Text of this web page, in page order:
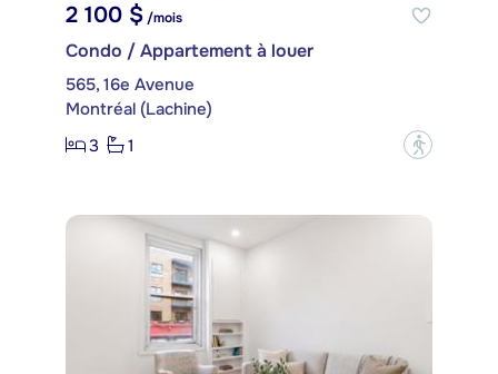
2 100 $/mois
Condo / Appartement à louer
565, 16e Avenue
Montréal (Lachine)
3
1 ?